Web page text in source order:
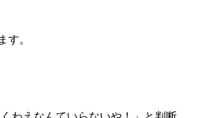
す。